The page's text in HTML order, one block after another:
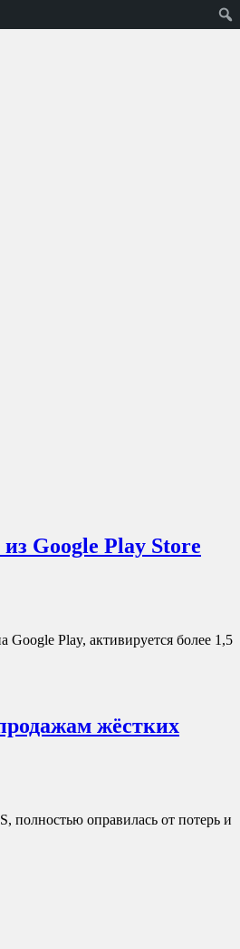
Google Play Store
Play, активируется более 1,5
жёстких
полностью оправилась от потерь и